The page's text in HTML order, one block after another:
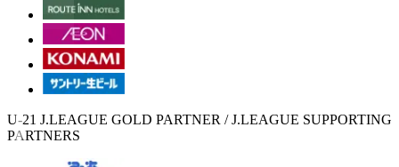
U-21 J.LEAGUE GOLD PARTNER / J.LEAGUE SUPPORTING
PARTNERS